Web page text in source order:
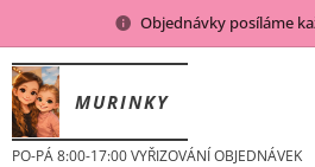
Objednávky posíláme
MURINKY
PO-PÁ 8:00-17:00 VYŘIZOVÁNÍ OBJEDNÁVEK